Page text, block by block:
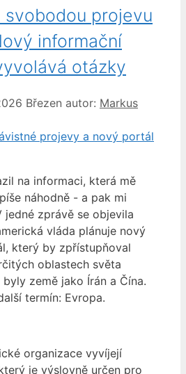
svobodou projevu
informační
otázky
Březen autor: Markus
na informaci, která mě
náhodně - a pak mi
jedné zprávě se objevila
vláda plánuje nový
který by zpřístupňoval
oblastech světa
země jako Írán a Čína.
termín: Evropa.
organizace vyvíjejí
je výslovně určen pro